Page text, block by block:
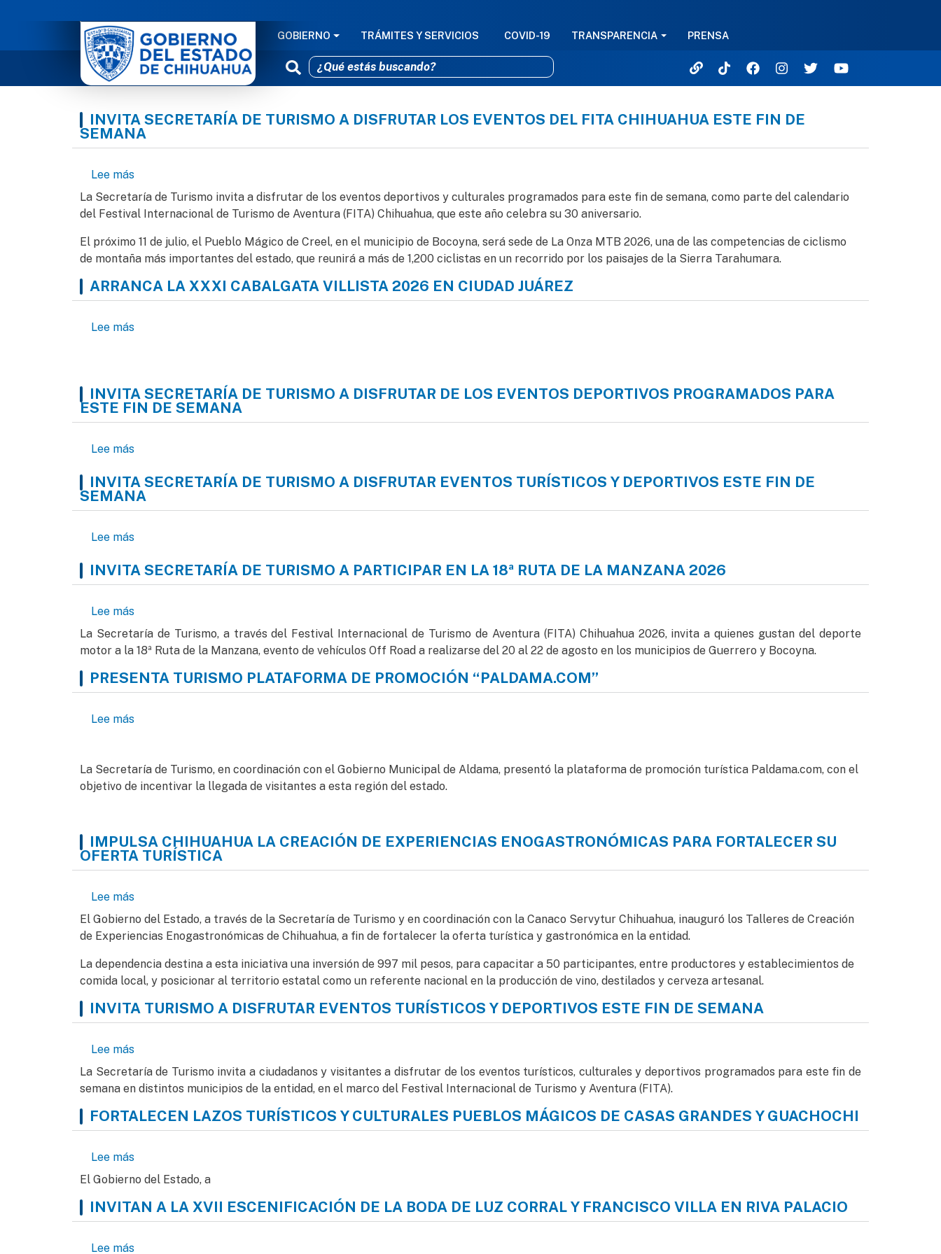
Pasar al contenido principal
NAVEGACIÓN PRINCIPAL
GOBIERNO TRÁMITES Y SERVICIOS COVID-19 TRANSPARENCIA PRENSA
INVITA SECRETARÍA DE TURISMO A DISFRUTAR LOS EVENTOS DEL FITA CHIHUAHUA ESTE FIN DE
SEMANA
Lee mássobre Invita Secretaría de Turismo a disfrutar los eventos del FITA Chihuahua este fin de semana
La Secretaría de Turismo invita a disfrutar de los eventos deportivos y culturales programados para este fin de semana, como parte del calendario
del Festival Internacional de Turismo de Aventura (FITA) Chihuahua, que este año celebra su 30 aniversario.
El próximo 11 de julio, el Pueblo Mágico de Creel, en el municipio de Bocoyna, será sede de La Onza MTB 2026, una de las competencias de ciclismo
de montaña más importantes del estado, que reunirá a más de 1,200 ciclistas en un recorrido por los paisajes de la Sierra Tarahumara.
ARRANCA LA XXXI CABALGATA VILLISTA 2026 EN CIUDAD JUÁREZ
Lee mássobre Arranca la XXXI Cabalgata Villista 2026 en Ciudad Juárez
INVITA SECRETARÍA DE TURISMO A DISFRUTAR DE LOS EVENTOS DEPORTIVOS PROGRAMADOS PARA
ESTE FIN DE SEMANA
Lee mássobre Invita Secretaría de Turismo a disfrutar de los eventos deportivos programados para este fin de semana
INVITA SECRETARÍA DE TURISMO A DISFRUTAR EVENTOS TURÍSTICOS Y DEPORTIVOS ESTE FIN DE
SEMANA
Lee mássobre Invita Secretaría de Turismo a disfrutar eventos turísticos y deportivos este fin de semana
INVITA SECRETARÍA DE TURISMO A PARTICIPAR EN LA 18ª RUTA DE LA MANZANA 2026
Lee mássobre Invita Secretaría de Turismo a participar en la 18ª Ruta de la Manzana 2026
La Secretaría de Turismo, a través del Festival Internacional de Turismo de Aventura (FITA) Chihuahua 2026, invita a quienes gustan del deporte
motor a la 18ª Ruta de la Manzana, evento de vehículos Off Road a realizarse del 20 al 22 de agosto en los municipios de Guerrero y Bocoyna.
PRESENTA TURISMO PLATAFORMA DE PROMOCIÓN “PALDAMA.COM”
Lee mássobre Presenta Turismo plataforma de promoción “Paldama.com”
La Secretaría de Turismo, en coordinación con el Gobierno Municipal de Aldama, presentó la plataforma de promoción turística Paldama.com, con el
objetivo de incentivar la llegada de visitantes a esta región del estado.
IMPULSA CHIHUAHUA LA CREACIÓN DE EXPERIENCIAS ENOGASTRONÓMICAS PARA FORTALECER SU
OFERTA TURÍSTICA
Lee mássobre Impulsa Chihuahua la creación de experiencias enogastronómicas para fortalecer su oferta turística
El Gobierno del Estado, a través de la Secretaría de Turismo y en coordinación con la Canaco Servytur Chihuahua, inauguró los Talleres de Creación
de Experiencias Enogastronómicas de Chihuahua, a fin de fortalecer la oferta turística y gastronómica en la entidad.
La dependencia destina a esta iniciativa una inversión de 997 mil pesos, para capacitar a 50 participantes, entre productores y establecimientos de
comida local, y posicionar al territorio estatal como un referente nacional en la producción de vino, destilados y cerveza artesanal.
INVITA TURISMO A DISFRUTAR EVENTOS TURÍSTICOS Y DEPORTIVOS ESTE FIN DE SEMANA
Lee mássobre Invita Turismo a disfrutar eventos turísticos y deportivos este fin de semana
La Secretaría de Turismo invita a ciudadanos y visitantes a disfrutar de los eventos turísticos, culturales y deportivos programados para este fin de
semana en distintos municipios de la entidad, en el marco del Festival Internacional de Turismo y Aventura (FITA).
FORTALECEN LAZOS TURÍSTICOS Y CULTURALES PUEBLOS MÁGICOS DE CASAS GRANDES Y GUACHOCHI
Lee mássobre Fortalecen lazos turísticos y culturales Pueblos Mágicos de Casas Grandes y Guachochi
El Gobierno del Estado, a
INVITAN A LA XVII ESCENIFICACIÓN DE LA BODA DE LUZ CORRAL Y FRANCISCO VILLA EN RIVA PALACIO
Lee mássobre Invitan a la XVII escenificación de la boda de Luz Corral y Francisco Villa en Riva Palacio